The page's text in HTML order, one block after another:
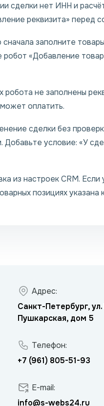
сделки нет ИНН и
реквизита» перед
заполните
«Добавление
робота не заполнены
оплатить.
сделки без
условие: «У
из настроек CRM.
позициях указана
Адрес:
Санкт-Петербург,
Пушкарская, дом 5
Телефон:
+7 (961) 805-51-93
E-mail:
info@s-webs24.ru